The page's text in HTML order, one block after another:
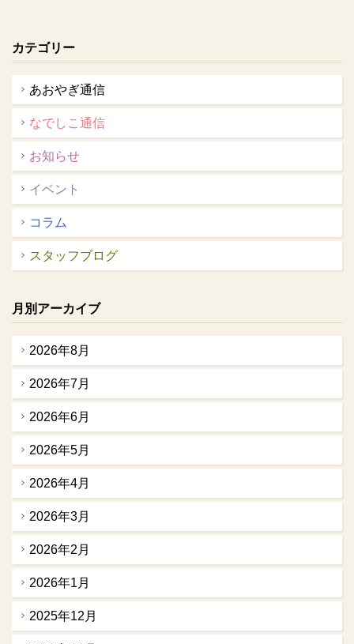
カテゴリー
あおやぎ通信
なでしこ通信
お知らせ
イベント
コラム
スタッフブログ
月別アーカイブ
2026年8月
2026年7月
2026年6月
2026年5月
2026年4月
2026年3月
2026年2月
2026年1月
2025年12月